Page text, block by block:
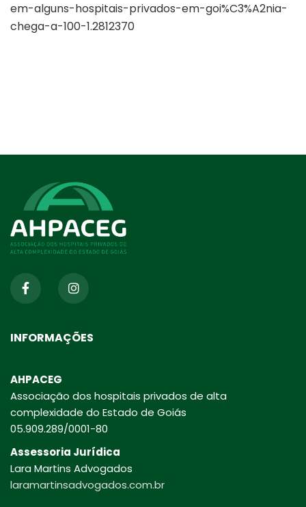
em-alguns-hospitais-privados-em-goi%C3%A2nia-
chega-a-100-1.2812370
INFORMAÇÕES
AHPACEG
Associação dos hospitais privados de alta
complexidade do Estado de Goiás
05.909.289/0001-80
Assessoria Jurídica
Lara Martins Advogados
laramartinsadvogados.com.br